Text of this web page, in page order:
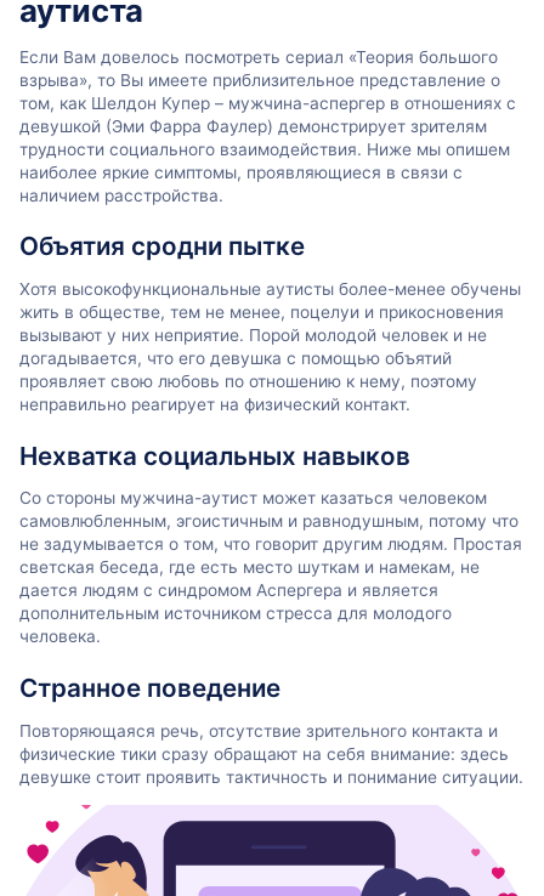
аутиста
Если Вам довелось посмотреть сериал «Теория большого
взрыва», то Вы имеете приблизительное представление о
том, как Шелдон Купер – мужчина-аспергер в отношениях с
девушкой (Эми Фарра Фаулер) демонстрирует зрителям
трудности социального взаимодействия. Ниже мы опишем
наиболее яркие симптомы, проявляющиеся в связи с
наличием расстройства.
Объятия сродни пытке
Хотя высокофункциональные аутисты более-менее обучены
жить в обществе, тем не менее, поцелуи и прикосновения
вызывают у них неприятие. Порой молодой человек и не
догадывается, что его девушка с помощью объятий
проявляет свою любовь по отношению к нему, поэтому
неправильно реагирует на физический контакт.
Нехватка социальных навыков
Со стороны мужчина-аутист может казаться человеком
самовлюбленным, эгоистичным и равнодушным, потому что
не задумывается о том, что говорит другим людям. Простая
светская беседа, где есть место шуткам и намекам, не
дается людям с синдромом Аспергера и является
дополнительным источником стресса для молодого
человека.
Странное поведение
Повторяющаяся речь, отсутствие зрительного контакта и
физические тики сразу обращают на себя внимание: здесь
девушке стоит проявить тактичность и понимание ситуации.